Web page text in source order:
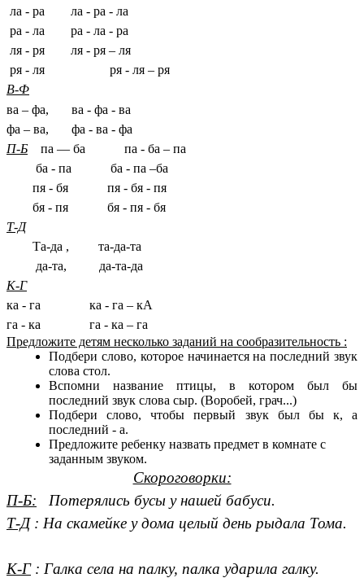
ла - ра ла - ра - ла
ра - ла ра - ла - ра
ля - ря ля - ря – ля
ря - ля ря - ля – ря
В-Ф
ва – фа, ва - фа - ва
фа – ва, фа - ва - фа
П-Б
па — ба па - ба – па
ба - па ба - па –ба
пя - бя пя - бя - пя
бя - пя бя - пя - бя
Т-Д
Та-да , та-да-та
да-та, да-та-да
К-Г
ка - га ка - га – кА
га - ка га - ка – га
Предложите детям несколько заданий на сообразительность :
Подбери слово, которое начинается на последний звук
слова стол.
Вспомни название птицы, в котором был бы
последний звук слова сыр. (Воробей, грач...)
Подбери слово, чтобы первый звук был бы к, а
последний - а.
Предложите ребенку назвать предмет в комнате с
заданным звуком.
Скороговорки:
П-Б:
Потерялись бусы у нашей бабуси.
Т-Д: На скамейке у дома целый день рыдала Тома.
К-Г: Галка села на палку, палка ударила галку.